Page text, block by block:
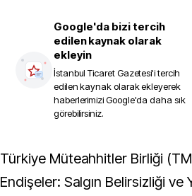
Google'da bizi tercih
edilen kaynak olarak
ekleyin
İstanbul Ticaret Gazetesi'i tercih
edilen kaynak olarak ekleyerek
haberlerimizi Google'da daha sık
görebilirsiniz.
Türkiye Müteahhitler Birliği (TMB) , "Yeni Yıl, Bildik
Endişeler: Salgın Belirsizliği ve